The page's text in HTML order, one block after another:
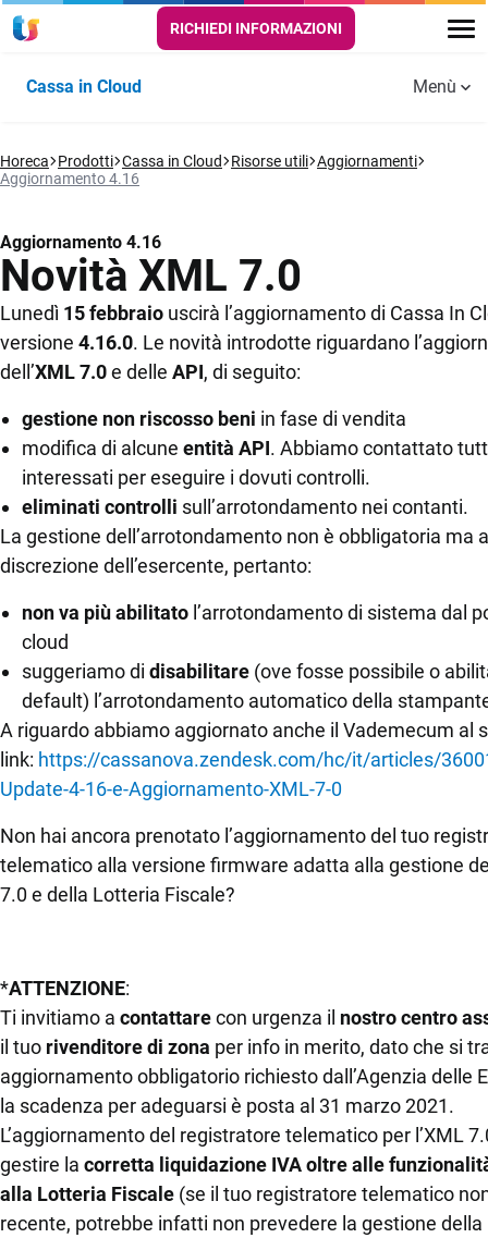
CRM
Ecommerce
Email Marketing
Fatturazione
Financial Solutions
HR
Trust Services
TeamSystem Store
RICHIEDI INFORMAZIONI
Cassa in Cloud
Funzionalità
PUNTO
CASSA
Scontrino
elettronico
Automazione
scontrino
Anagrafiche
aziende e
clienti
Operatori e
turni
Listini e menu
Gestione
conto
Fatturazione
elettronica
Pagamenti
digitali
SALA E
Menù digitali
Self order e
Kiosk
Kitchen monitor
per la cucina
Prenotazione
tavoli
DELIVERY E
Gestione
asporto e
consegne a
Automazione
corrispettivi
per dark
kitchen
GESTIONE
MAGAZZINO
ADD ON &
INTEGRAZIONI
HARDWARE
Video
Risorse utili
Aggiornamenti
Cassa in
Guide e
Prezzi
Prova Gratis
Menù
Horeca Prodotti Cassa in Cloud Risorse utili Aggiornamenti
Aggiornamento 4.16
Aggiornamento 4.16
Novità XML 7.0
Lunedì 15 febbraio uscirà l’aggiornamento di Cassa In
versione 4.16.0. Le novità introdotte riguardano
dell’XML 7.0e delle API, di seguito:
gestione non riscosso beni in fase di vendita
modifica di alcune entità API. Abbiamo contattato
interessati per eseguire i dovuti controlli.
eliminati controlli sull’arrotondamento nei contanti.
La gestione dell’arrotondamento non è obbligatoria ma a
discrezione dell’esercente, pertanto:
non va più abilitatol’arrotondamento di sistema dal
cloud
suggeriamo di disabilitare (ove fosse possibile o
default) l’arrotondamento automatico della
A riguardo abbiamo aggiornato anche il Vademecum al
link: https://cassanova.zendesk.com/hc/it/articles/
Update-4-16-e-Aggiornamento-XML-7-0
Non hai ancora prenotato l’aggiornamento del tuo
telematico alla versione firmware adatta alla gestione
7.0 e della Lotteria Fiscale?
*ATTENZIONE:
Ti invitiamo a contattarecon urgenza il nostro centro
il tuo rivenditore di zona per info in merito, dato che si
aggiornamento obbligatorio richiesto dall’Agenzia delle
la scadenza per adeguarsi è posta al 31 marzo 2021.
L’aggiornamento del registratore telematico per l’XML
gestire la corretta liquidazione IVA oltre alle
alla Lotteria Fiscale (se il tuo registratore telematico
recente, potrebbe infatti non prevedere la gestione